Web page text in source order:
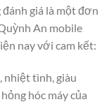
giá là một đơn
An mobile
nay với cam kết:
nhiệt tình, giàu
hóc máy của